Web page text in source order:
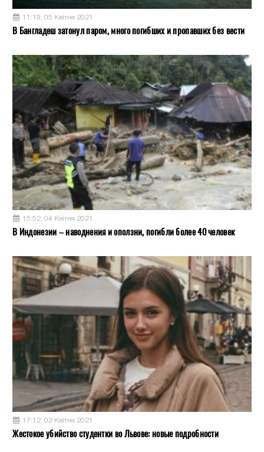
11:19, 05 Квітня 2021
В Бангладеш затонул паром, много погибших и пропавших без вести
15:52, 04 Квітня 2021
В Индонезии – наводнения и оползни, погибли более 40 человек
17:12, 02 Квітня 2021
Жестокое убийство студентки во Львове: новые подробности